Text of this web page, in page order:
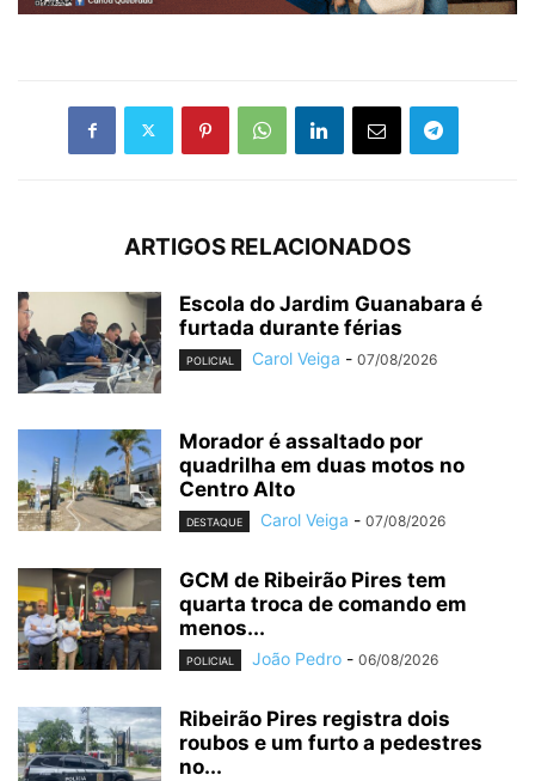
ARTIGOS RELACIONADOS
Escola do Jardim Guanabara é
furtada durante férias
POLICIAL Carol Veiga - 07/08/2026
Morador é assaltado por
quadrilha em duas motos no
Centro Alto
DESTAQUE Carol Veiga - 07/08/2026
GCM de Ribeirão Pires tem
quarta troca de comando em
menos...
POLICIAL João Pedro - 06/08/2026
Ribeirão Pires registra dois
roubos e um furto a pedestres
no...